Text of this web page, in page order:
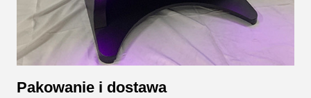
Pakowanie i dostawa